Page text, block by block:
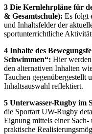
3 Die Kernlehrpläne für
& Gesamtschule): Es folgt
und Inhaltsfelder der
sportunterrichtliche
4 Inhalte des
Schwimmen“: Hier
den alternativen Inhalten
Tauchen gegenübergestellt
Inhaltsauswahl reflektiert.
5 Unterwasser-Rugby im
die Sportart UW-Rugby
Eignung mittels einer
praktische